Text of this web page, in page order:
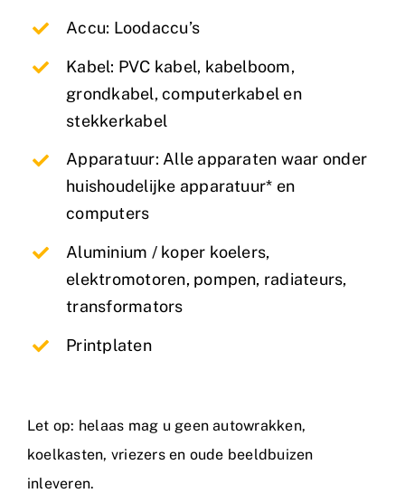
Accu: Loodaccu’s
Kabel: PVC kabel, kabelboom,
grondkabel, computerkabel en
stekkerkabel
Apparatuur: Alle apparaten waar onder
huishoudelijke apparatuur* en
computers
Aluminium / koper koelers,
elektromotoren, pompen, radiateurs,
transformators
Printplaten
Let op: helaas mag u geen autowrakken,
koelkasten, vriezers en oude beeldbuizen
inleveren.